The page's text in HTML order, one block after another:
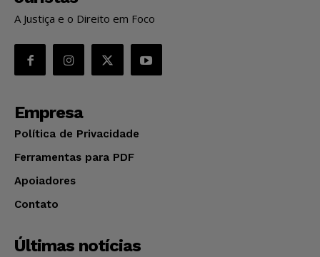
A Justiça e o Direito em Foco
Empresa
Política de Privacidade
Ferramentas para PDF
Apoiadores
Contato
Últimas notícias